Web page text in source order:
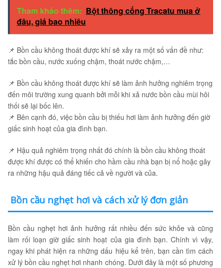
Tham khảo thêm: Bột thông cống Tracatu mua ở
đâu, giá bao nhiêu
📌 Bồn cầu không thoát được khí sẽ xảy ra một số vấn đề như:
tắc bồn cầu, nước xuống chậm, thoát nước chậm,…
📌 Bồn cầu không thoát được khí sẽ làm ảnh hưởng nghiêm trọng
đến môi trường xung quanh bởi mỗi khi xả nước bồn cầu mùi hôi
thối sẽ lại bốc lên.
📌 Bên cạnh đó, việc bồn cầu bị thiếu hơi làm ảnh hưởng đến giờ
giấc sinh hoạt của gia đình bạn.
📌 Hậu quả nghiêm trọng nhất đó chính là bồn cầu không thoát
được khí được có thể khiến cho hầm cầu nhà bạn bị nổ hoặc gây
ra những hậu quả đáng tiếc cả về người và của.
Bồn cầu nghẹt hơi và cách xử lý đơn giản
Bồn cầu nghẹt hơi ảnh hưởng rất nhiều đến sức khỏe và cũng
làm rối loạn giờ giấc sinh hoạt của gia đình bạn. Chính vì vậy,
ngay khi phát hiện ra những dấu hiệu kể trên, bạn cần tìm cách
xử lý bồn cầu nghẹt hơi nhanh chóng. Dưới đây là một số phương